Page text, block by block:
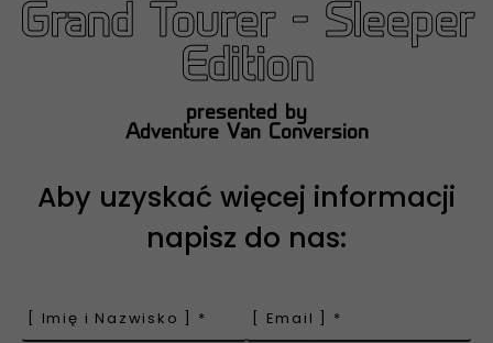
Grand Tourer - Sleeper
Edition
presented by
Adventure Van Conversion
Aby uzyskać więcej informacji
napisz do nas: